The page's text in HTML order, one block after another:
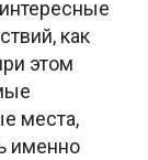
как
этом
места,
именно